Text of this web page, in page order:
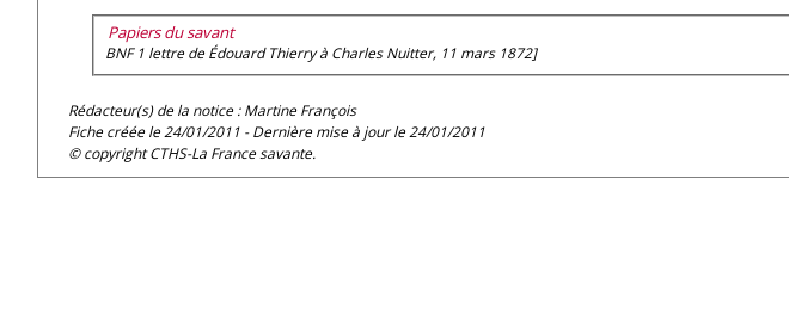
Papiers du savant
BNF 1 lettre de Édouard Thierry à Charles Nuitter, 11 mars 1872]
Rédacteur(s) de la notice : Martine François
Fiche créée le 24/01/2011 - Dernière mise à jour le 24/01/2011
© copyright CTHS-La France savante.